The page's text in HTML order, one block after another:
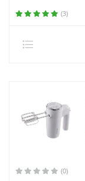
(3)
(0)